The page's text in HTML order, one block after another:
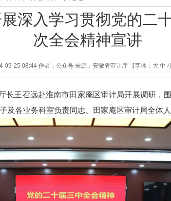
深入学习贯彻党的二
次全会精神宣讲
09-25 08:44 作者：公众号 来源：安徽省审计厅 【字体： 大 中
长王召远赴淮南市田家庵区审计局开展调研，
各业务科室负责同志、田家庵区审计局全体